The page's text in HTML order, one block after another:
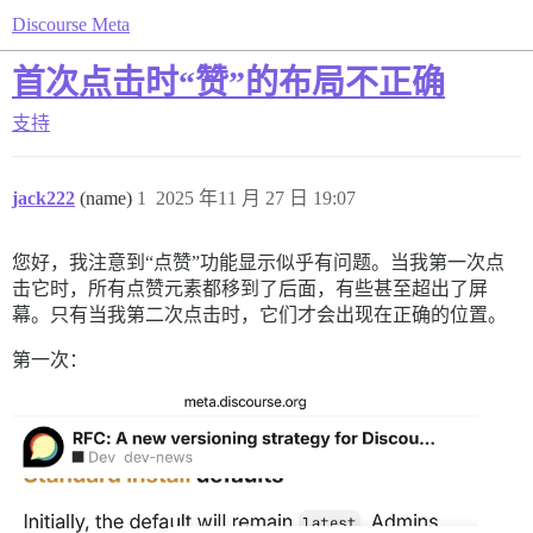
Discourse Meta
首次点击时“赞”的布局不正确
支持
jack222 (name) 2025 年11 月 27 日 19:07
1
您好，我注意到“点赞”功能显示似乎有问题。当我第一次点
击它时，所有点赞元素都移到了后面，有些甚至超出了屏
幕。只有当我第二次点击时，它们才会出现在正确的位置。
第一次：